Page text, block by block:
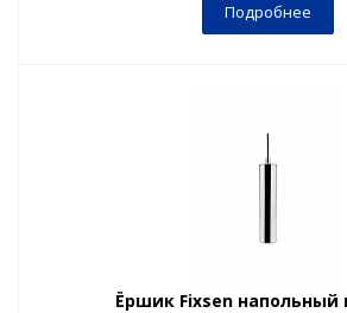
Подробнее
Ёршик Fixsen напольный